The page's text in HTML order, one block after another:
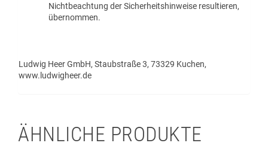
Nichtbeachtung der Sicherheitshinweise resultieren,
übernommen.
Ludwig Heer GmbH, Staubstraße 3, 73329 Kuchen,
www.ludwigheer.de
ÄHNLICHE PRODUKTE